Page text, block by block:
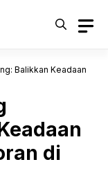
Balikkan Keadaan
di